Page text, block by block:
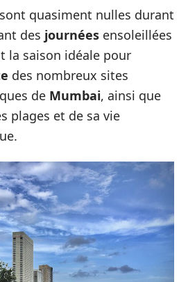
quasiment nulles durant
des journées ensoleillées
la saison idéale pour
des nombreux sites
de Mumbai, ainsi que
plages et de sa vie